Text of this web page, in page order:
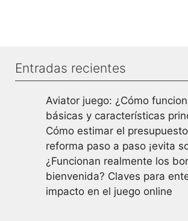
Entradas recientes
Aviator juego: ¿Cómo
básicas y características
Cómo estimar el
reforma paso a paso ¡evita
¿Funcionan realmente los
bienvenida? Claves para
impacto en el juego online